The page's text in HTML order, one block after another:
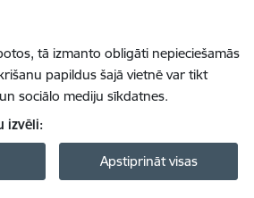
tā izmanto obligāti nepieciešamās
papildus šajā vietnē var tikt
sociālo mediju sīkdatnes.
izvēli:
Apstiprināt visas